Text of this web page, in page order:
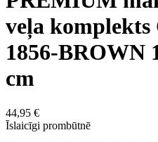
veļa komplekts
1856-BROWN
cm
44,95 €
Īslaicīgi prombūtnē